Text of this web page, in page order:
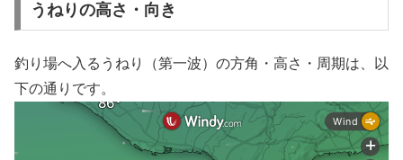
うねりの高さ・向き
釣り場へ入るうねり（第一波）の方角・高さ・周期は、以
下の通りです。